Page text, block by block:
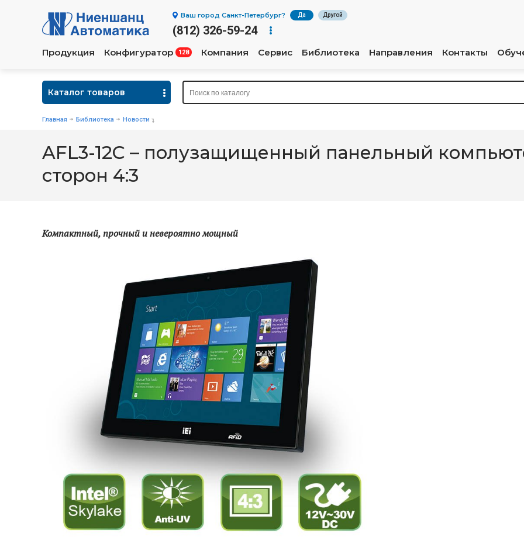
Ваш город Санкт-Петербург? Да Другой
(812) 326-59-24
Продукция Конфигуратор 128 Компания Сервис Библиотека Направления Контакты
Каталог товаров
Главная Библиотека Новости
AFL3-12C – полузащищенный панельный
сторон 4:3
Компактный, прочный и невероятно мощный